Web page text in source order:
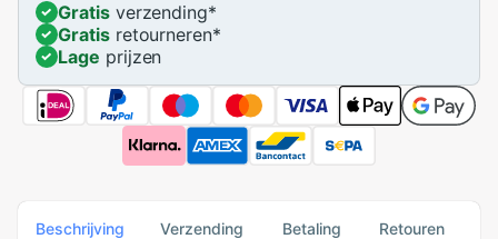
Gratisverzending*
Gratisretourneren*
Lage prijzen
Beschrijving Verzending Betaling Retouren